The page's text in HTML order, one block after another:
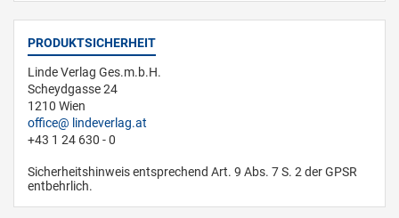
PRODUKTSICHERHEIT
Linde Verlag Ges.m.b.H.
Scheydgasse 24
1210 Wien
office
lindeverlag.at
+43 1 24 630 - 0
Sicherheitshinweis entsprechend Art. 9 Abs. 7 S. 2 der GPSR
entbehrlich.